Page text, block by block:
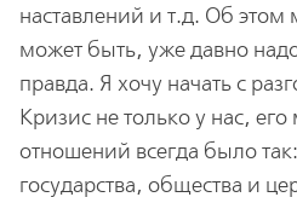
наставлений и т.д. Об этом
может быть, уже давно
правда. Я хочу начать с
Кризис не только у нас,
отношений всегда было
государства, общества и